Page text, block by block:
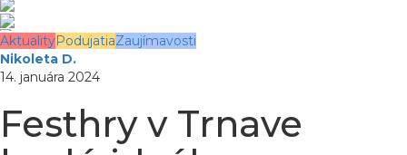
AktualityPodujatiaZaujímavosti
Nikoleta D.
14. januára 2024
Festhry v Trnave